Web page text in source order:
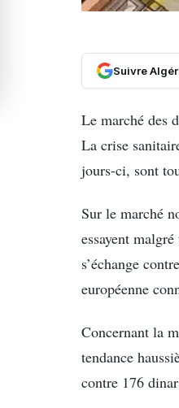
Suivre
Le marché des
La crise
jours-ci, sont
Sur le marché
essayent
s’échange
européenne
Concernant la
tendance
contre 176